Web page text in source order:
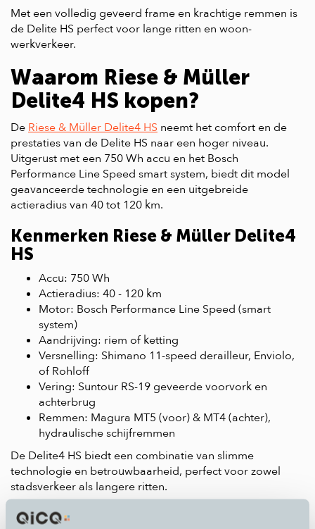
Met een volledig geveerd frame en krachtige remmen is
de Delite HS perfect voor lange ritten en woon-
werkverkeer.
Waarom Riese & Müller
Delite4 HS kopen?
De Riese & Müller Delite4 HS neemt het comfort en de
prestaties van de Delite HS naar een hoger niveau.
Uitgerust met een 750 Wh accu en het Bosch
Performance Line Speed smart system, biedt dit model
geavanceerde technologie en een uitgebreide
actieradius van 40 tot 120 km.
Kenmerken Riese & Müller Delite4
HS
Accu: 750 Wh
Actieradius: 40 - 120 km
Motor: Bosch Performance Line Speed (smart
system)
Aandrijving: riem of ketting
Versnelling: Shimano 11-speed derailleur, Enviolo,
of Rohloff
Vering: Suntour RS-19 geveerde voorvork en
achterbrug
Remmen: Magura MT5 (voor) & MT4 (achter),
hydraulische schijfremmen
De Delite4 HS biedt een combinatie van slimme
technologie en betrouwbaarheid, perfect voor zowel
stadsverkeer als langere ritten.
Waarom Riese & Müller